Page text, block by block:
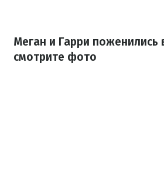
Меган и Гарри поженились
смотрите фото